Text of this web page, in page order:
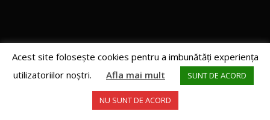
Acest site foloseşte cookies pentru a imbunătăţi experienţa
utilizatoriilor noştri.
Afla mai mult SUNT DE ACORD
NU SUNT DE ACORD